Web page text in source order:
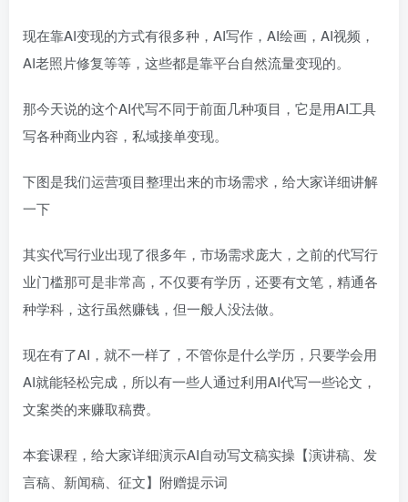
现在靠AI变现的方式有很多种，AI写作，AI绘画，AI视频，
AI老照片修复等等，这些都是靠平台自然流量变现的。
那今天说的这个AI代写不同于前面几种项目，它是用AI工具
写各种商业内容，私域接单变现。
下图是我们运营项目整理出来的市场需求，给大家详细讲解
一下
其实代写行业出现了很多年，市场需求庞大，之前的代写行
业门槛那可是非常高，不仅要有学历，还要有文笔，精通各
种学科，这行虽然赚钱，但一般人没法做。
现在有了AI，就不一样了，不管你是什么学历，只要学会用
AI就能轻松完成，所以有一些人通过利用AI代写一些论文，
文案类的来赚取稿费。
本套课程，给大家详细演示AI自动写文稿实操【演讲稿、发
言稿、新闻稿、征文】附赠提示词